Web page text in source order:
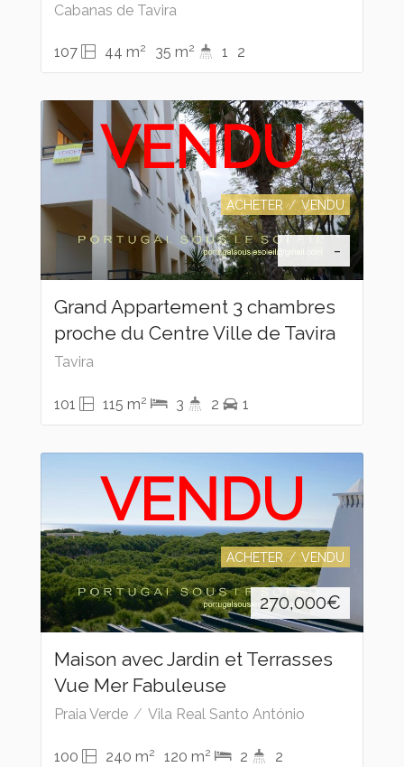
Cabanas de Tavira
107 44 m2 35 m2 1 2
VENDU
ACHETER VENDU
-
Grand Appartement 3 chambres
proche du Centre Ville de Tavira
Tavira
101 115 m2 3 2 1
VENDU
ACHETER VENDU
270,000€
Maison avec Jardin et Terrasses
Vue Mer Fabuleuse
Praia Verde Vila Real Santo António
100 240 m2 120 m2 2 2